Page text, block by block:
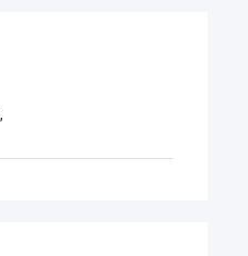
,